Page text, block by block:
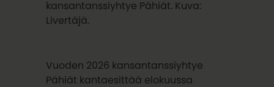
kansantanssiyhtye Pähiät. Kuva:
Livertäjä.
Vuoden 2026 kansantanssiyhtye
Pähiät kantaesittää elokuussa